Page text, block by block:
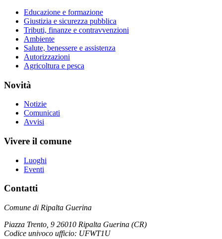
Educazione e formazione
Giustizia e sicurezza pubblica
Tributi, finanze e contravvenzioni
Ambiente
Salute, benessere e assistenza
Autorizzazioni
Agricoltura e pesca
Novità
Notizie
Comunicati
Avvisi
Vivere il comune
Luoghi
Eventi
Contatti
Comune di Ripalta Guerina
Piazza Trento, 9 26010 Ripalta Guerina (CR)
Codice univoco ufficio: UFWT1U